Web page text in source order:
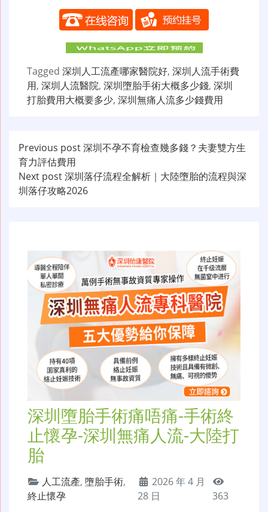
Tagged 深圳人工流產哪家醫院好, 深圳人流手術費
用, 深圳人流醫院, 深圳墮胎手術大概多少錢, 深圳
打胎費用大概要多少, 深圳無痛人流多少錢費用
文
章
导
Previous post深圳不孕不育檢查幾多錢？夫妻雙方生
育力評估費用
Next post深圳落仔流程全解析｜大陸墮胎的流程與深
圳落仔攻略2026
深圳墮胎手術痛唔痛-手術終
止懷孕-深圳無痛人流-大陸打
胎
人工流產, 墮胎手術,
終止懷孕
2026 年 4 月
28 日
363